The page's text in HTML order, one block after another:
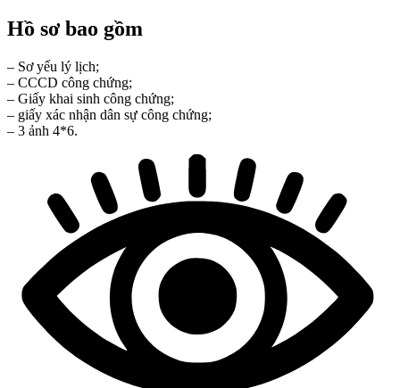
Hồ sơ bao gồm
– Sơ yếu lý lịch;
– CCCD công chứng;
– Giấy khai sinh công chứng;
– giấy xác nhận dân sự công chứng;
– 3 ảnh 4*6.